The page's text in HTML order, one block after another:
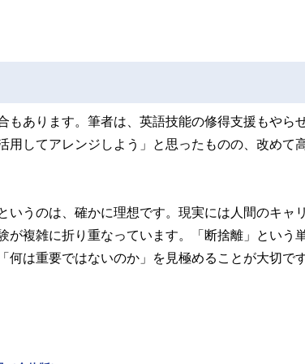
あります。筆者は、英語技能の修得支援もやら
用してアレンジしよう」と思ったものの、改めて
いうのは、確かに理想です。現実には人間のキャ
複雑に折り重なっています。「断捨離」という
は重要ではないのか」を見極めることが大切です